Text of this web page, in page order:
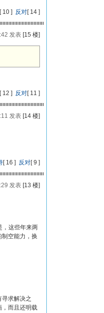
10 ] 反对[14 ]
发表[15 楼]
12 ] 反对[11 ]
发表[14 楼]
[16 ] 反对[9 ]
发表[13 楼]
，这些年来两
空能力，换
求解决之
而且还明载